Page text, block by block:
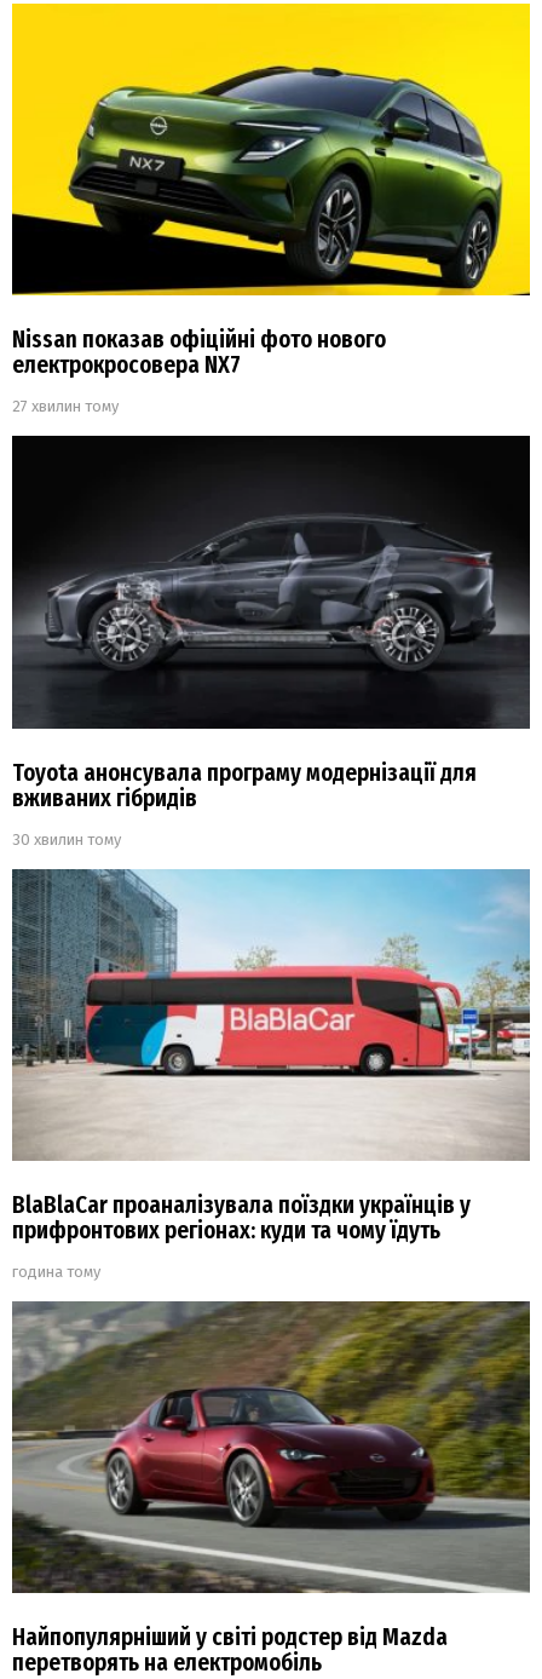
Nissan показав офіційні фото нового
електрокросовера NX7
27 хвилин тому
Toyota анонсувала програму модернізації для
вживаних гібридів
30 хвилин тому
BlaBlaCar проаналізувала поїздки українців у
прифронтових регіонах: куди та чому їдуть
година тому
Найпопулярніший у світі родстер від Mazda
перетворять на електромобіль